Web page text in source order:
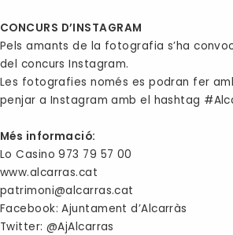
CONCURS D’INSTAGRAM
Pels amants de la fotografia s’ha
del concurs Instagram.
Les fotografies només es podran fer
penjar a Instagram amb el hashtag
Més informació:
Lo Casino 973 79 57 00
www.alcarras.cat
patrimoni@alcarras.cat
Facebook: Ajuntament d’Alcarràs
Twitter: @AjAlcarras